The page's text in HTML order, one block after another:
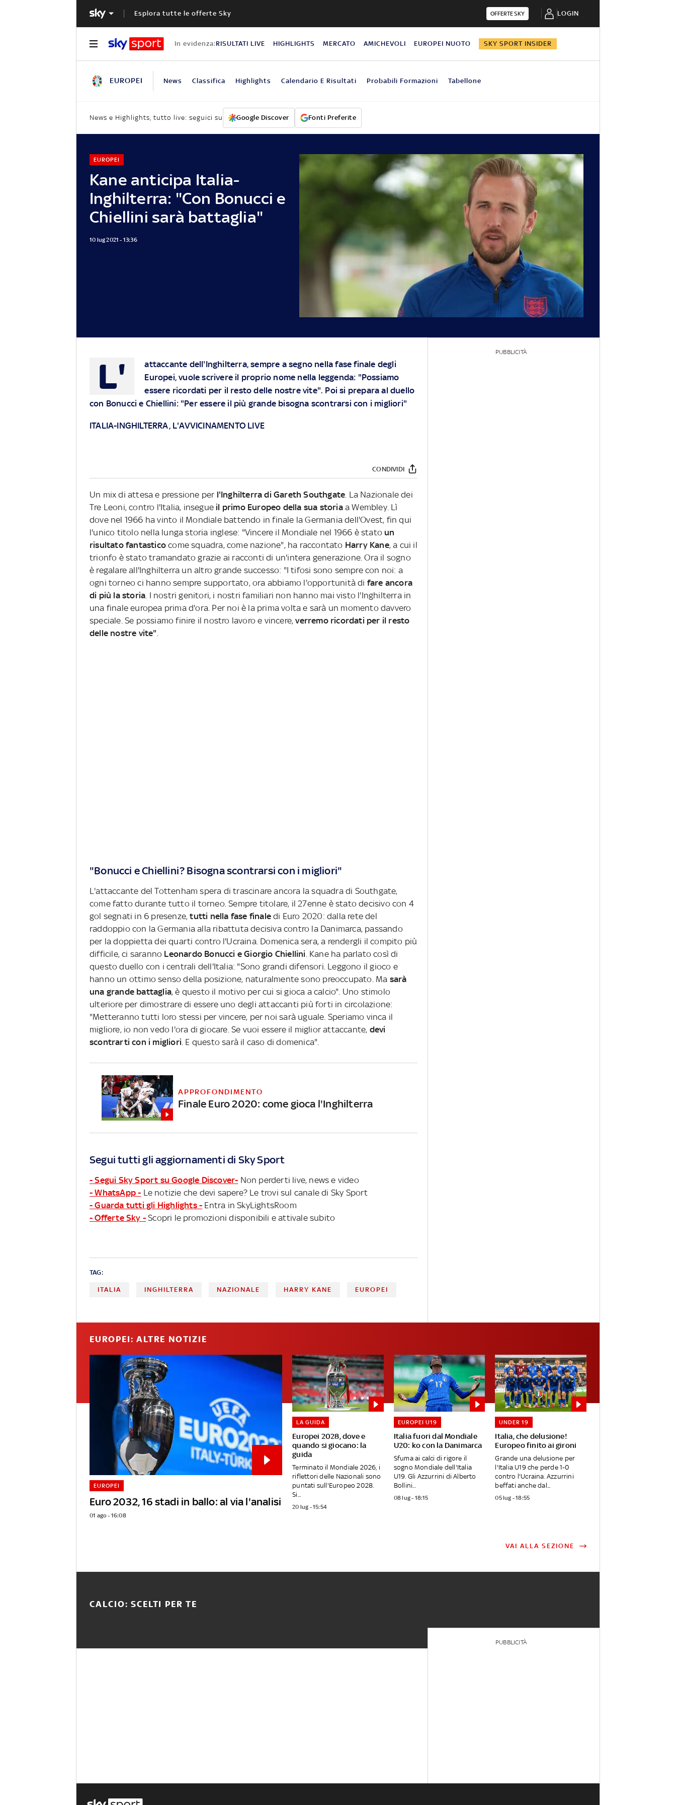
Esplora tutte le offerte Sky OFFERTE SKY LOGIN
In evidenza:RISULTATI LIVE HIGHLIGHTS MERCATO AMICHEVOLI EUROPEI NUOTO SKY SPORT INSIDER
EUROPEI News Classifica Highlights Calendario E Risultati Probabili Formazioni Tabellone
News e Highlights, tutto live: seguici su Google Discover Fonti Preferite
Kane anticipa Italia-
Inghilterra: "Con Bonucci e
Chiellini sarà battaglia"
EUROPEI
10 lug 2021 - 13:36
L'
attaccante dell'Inghilterra, sempre a segno nella fase finale degli
Europei, vuole scrivere il proprio nome nella leggenda: "Possiamo
essere ricordati per il resto delle nostre vite". Poi si prepara al duello
con Bonucci e Chiellini: "Per essere il più grande bisogna scontrarsi con i migliori"
ITALIA-INGHILTERRA, L'AVVICINAMENTO LIVE
CONDIVIDI
Un mix di attesa e pressione per l'Inghilterra di Gareth Southgate. La Nazionale dei
Tre Leoni, contro l'Italia, insegue il primo Europeo della sua storiaa Wembley. Lì
dove nel 1966 ha vinto il Mondiale battendo in finale la Germania dell'Ovest, fin qui
l'unico titolo nella lunga storia inglese: "Vincere il Mondiale nel 1966 è statoun
risultato fantasticocome squadra, come nazione", ha raccontato Harry Kane, a cui il
trionfo è stato tramandato grazie ai racconti di un'intera generazione. Ora il sogno
è regalare all'Inghilterra un altro grande successo: "I tifosi sono sempre con noi: a
ogni torneo ci hanno sempre supportato, ora abbiamo l'opportunità di fare ancora
di più la storia. I nostri genitori, i nostri familiari non hanno mai visto l'Inghilterra in
una finale europea prima d'ora. Per noi è la prima volta e sarà un momento davvero
speciale. Se possiamo finire il nostro lavoro e vincere,verremo ricordati per il resto
delle nostre vite".
"Bonucci e Chiellini? Bisogna scontrarsi con i migliori"
L'attaccante del Tottenham spera di trascinare ancora la squadra di Southgate,
come fatto durante tutto il torneo. Sempre titolare, il 27enne è stato decisivo con 4
gol segnati in 6 presenze,tutti nella fase finale di Euro 2020: dalla rete del
raddoppio con la Germania alla ribattuta decisiva contro la Danimarca, passando
per la doppietta dei quarti contro l'Ucraina. Domenica sera, a rendergli il compito più
difficile, ci saranno Leonardo Bonucci e Giorgio Chiellini . Kane ha parlato così di
questo duello con i centrali dell'Italia: "Sono grandi difensori. Leggono il gioco e
hanno un ottimo senso della posizione, naturalmente sono preoccupato. Ma sarà
una grande battaglia, è questo il motivo per cui si gioca a calcio". Uno stimolo
ulteriore per dimostrare di essere uno degli attaccanti più forti in circolazione:
"Metteranno tutti loro stessi per vincere, per noi sarà uguale. Speriamo vinca il
migliore, io non vedo l'ora di giocare. Se vuoi essere il miglior attaccante, devi
scontrarti con i migliori . E questo sarà il caso di domenica".
APPROFONDIMENTO
Finale Euro 2020: come gioca l'Inghilterra
Segui tutti gli aggiornamenti di Sky Sport
- Segui Sky Sport su Google Discover- Non perderti live, news e video
- WhatsApp - Le notizie che devi sapere? Le trovi sul canale di Sky Sport
- Guarda tutti gli Highlights - Entra in SkyLightsRoom
- Offerte Sky - Scopri le promozioni disponibili e attivale subito
TAG:
ITALIA INGHILTERRA NAZIONALE HARRY KANE EUROPEI
PUBBLICITÀ
EUROPEI: ALTRE NOTIZIE
Euro 2032, 16 stadi in ballo: al via l'analisi
EUROPEI
01 ago - 16:08
Europei 2028, dove e
quando si giocano: la
guida
LA GUIDA
Terminato il Mondiale 2026, i
riflettori delle Nazionali sono
puntati sull'Europeo 2028.
Si...
20 lug - 15:54
Italia fuori dal Mondiale
U20: ko con la Danimarca
EUROPEI U19
Sfuma ai calci di rigore il
sogno Mondiale dell'Italia
U19. Gli Azzurrini di Alberto
Bollini...
08 lug - 18:15
Italia, che delusione!
Europeo finito ai gironi
UNDER 19
Grande una delusione per
l'Italia U19 che perde 1-0
contro l'Ucraina. Azzurrini
beffati anche dal...
05 lug - 18:55
VAI ALLA SEZIONE
CALCIO: SCELTI PER TE
PUBBLICITÀ